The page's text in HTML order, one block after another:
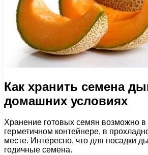
Как хранить семена
домашних условиях
Хранение готовых семян возможно
герметичном контейнере, в
месте. Интересно, что для посадки
годичные семена.